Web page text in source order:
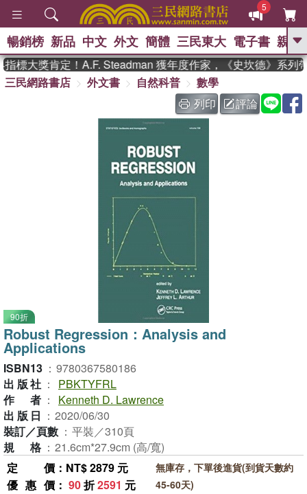
5
GO
熱搜： 東野圭吾 、
The Odyssey 、 父親節 、 如果歷
史是一群喵 、 暑期推薦 、 國際布克
獎 臺灣漫遊錄 、
偉大的迷走神經
暢銷榜 新品 中文 外文 簡體 三民東大 電子書 親子
標大獎肯定！A.F. Steadman 獲年度作家，《史坎德》系列
三民網路書店
外文書 自然科普
數學
列印
評論
90折
Robust Regression：Analysis and
Applications
ISBN13 ： 9780367580186
出版社 ：
PBKTYFRL
作者 ：
Kenneth D. Lawrence
出版日 ： 2020/06/30
裝訂／頁數 ： 平裝／310頁
規格 ： 21.6cm*27.9cm (高/寬)
定價 ：NT$ 2879 元
優惠價 ： 90折2591 元
無庫存，下單後進貨(到貨天數約
45-60天)